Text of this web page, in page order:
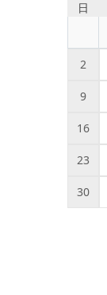
日
2
9
16
23
30